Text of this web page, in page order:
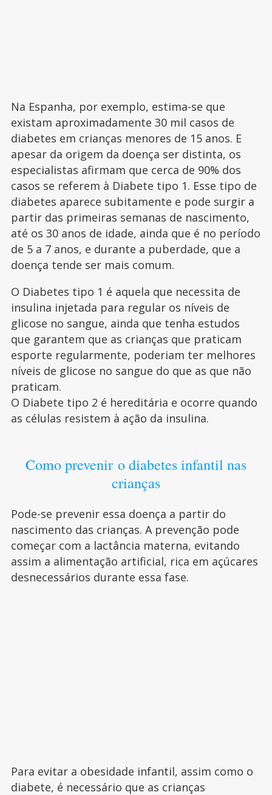
Na Espanha, por exemplo, estima-se que
existam aproximadamente 30 mil casos de
diabetes em crianças menores de 15 anos. E
apesar da origem da doença ser distinta, os
especialistas afirmam que cerca de 90% dos
casos se referem à Diabete tipo 1. Esse tipo de
diabetes aparece subitamente e pode surgir a
partir das primeiras semanas de nascimento,
até os 30 anos de idade, ainda que é no período
de 5 a 7 anos, e durante a puberdade, que a
doença tende ser mais comum.
O Diabetes tipo 1 é aquela que necessita de
insulina injetada para regular os níveis de
glicose no sangue, ainda que tenha estudos
que garantem que as crianças que praticam
esporte regularmente, poderiam ter melhores
níveis de glicose no sangue do que as que não
praticam.
O Diabete tipo 2 é hereditária e ocorre quando
as células resistem à ação da insulina.
Como prevenir o diabetes infantil nas
crianças
Pode-se prevenir essa doença a partir do
nascimento das crianças. A prevenção pode
começar com a lactância materna, evitando
assim a alimentação artificial, rica em açúcares
desnecessários durante essa fase.
Para evitar a obesidade infantil, assim como o
diabete, é necessário que as crianças